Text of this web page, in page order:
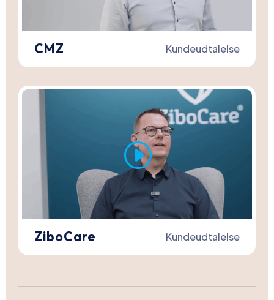
CMZ Kundeudtalelse
ZiboCare Kundeudtalelse